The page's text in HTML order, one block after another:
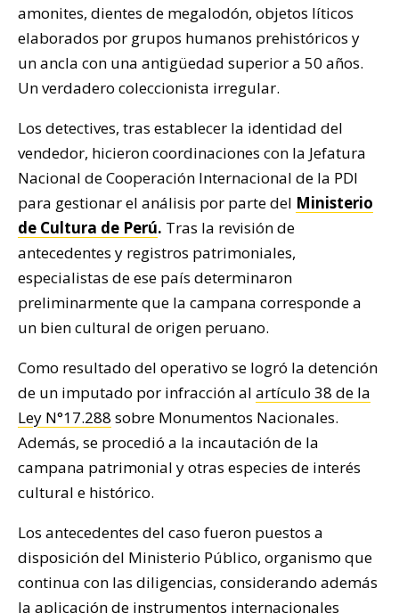
amonites, dientes de megalodón, objetos líticos
elaborados por grupos humanos prehistóricos y
un ancla con una antigüedad superior a 50 años.
Un verdadero coleccionista irregular.
Los detectives, tras establecer la identidad del
vendedor, hicieron coordinaciones con la Jefatura
Nacional de Cooperación Internacional de la PDI
para gestionar el análisis por parte del Ministerio
de Cultura de Perú. Tras la revisión de
antecedentes y registros patrimoniales,
especialistas de ese país determinaron
preliminarmente que la campana corresponde a
un bien cultural de origen peruano.
Como resultado del operativo se logró la detención
de un imputado por infracción al artículo 38 de la
Ley N°17.288 sobre Monumentos Nacionales.
Además, se procedió a la incautación de la
campana patrimonial y otras especies de interés
cultural e histórico.
Los antecedentes del caso fueron puestos a
disposición del Ministerio Público, organismo que
continua con las diligencias, considerando además
la aplicación de instrumentos internacionales